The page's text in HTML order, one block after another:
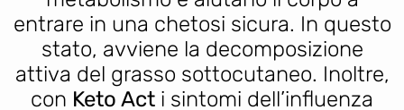
entrare in una chetosi sicura. In questo
stato, avviene la decomposizione
attiva del grasso sottocutaneo. Inoltre,
con Keto Act i sintomi dell’influenza